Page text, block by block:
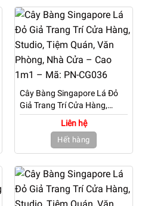
Cây Bàng Singapore Lá Đỏ
Giả Trang Trí Cửa Hàng,
Studio, Tiệm Quán, Văn
Phòng, Nhà Cửa – Cao 1m1
– Mã: PN-CG036
Liên hệ
Hết hàng